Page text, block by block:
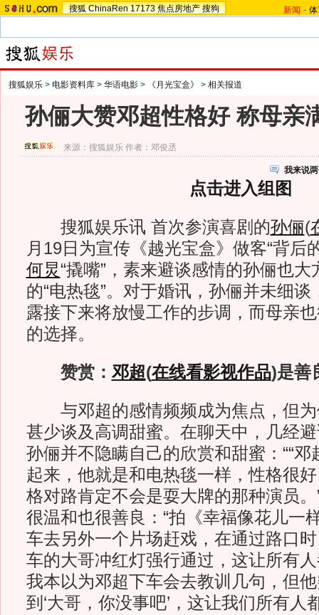
搜狐 ChinaRen 17173 焦点房地产 搜狗 新闻 -
搜狐娱乐 > 电影资料库 > 华语电影 > 《月光宝盒》 > 相关报道
孙俪大赞邓超性格好 称母亲
来源：搜狐娱乐 作者：邓俊丞
我来说
点击进入组图
搜狐娱乐讯 首次参演喜剧的孙俪(
月19日为宣传《越光宝盒》做客“背后
何炅“撬嘴”，素来避谈感情的孙俪也
的“电热毯”。对于婚讯，孙俪并未细
露接下来将放慢工作的步调，而母亲
的选择。
赞赏： 邓超(在线看影视作品)是善
与邓超的感情频频成为焦点，但为
甚少谈及高调甜蜜。在聊天中，几经
孙俪并不隐瞒自己的欣赏和甜蜜：““
起来，他就是和电热毯一样，性格很
格对路肯定不会是耍大牌的那种演员
很温和也很善良：“拍《幸福像花儿一
车去另外一个片场赶戏，在通过路口
车的大哥冲红灯强行通过，这让所有
我本以为邓超下车会去教训几句，但
到‘大哥，你没事吧’，这让我们所有人